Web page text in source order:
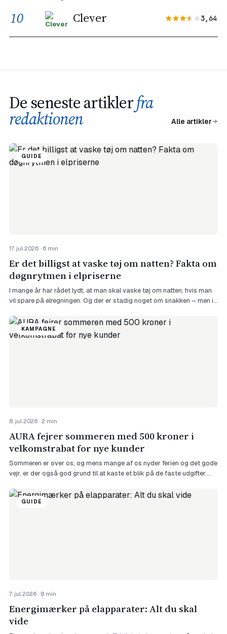
10 Clever 3,64
De seneste artiklerfra
redaktionen Alle artikler
GUIDE
17. jul 2026 · 6 min
Er det billigst at vaske tøj om natten? Fakta om
døgnrytmen i elpriserne
I mange år har rådet lydt, at man skal vaske tøj om natten, hvis man
vil spare på elregningen. Og der er stadig noget om snakken – men i
døgnets billigste tidspunkt, fordi efterspørgslen er lav, og fordi
nettarifferne – prisen for at få […]
KAMPAGNE
8. jul 2026 · 2 min
AURA fejrer sommeren med 500 kroner i
velkomstrabat for nye kunder
Sommeren er over os, og mens mange af os nyder ferien og det gode
vejr, er der også god grund til at kaste et blik på de faste udgifter.
velkomsttilbud, der kan mærkes direkte på budgettet. Nye kunder
kan nemlig hente en velkomstrabat på hele […]
GUIDE
7. jul 2026 · 8 min
Energimærker på elapparater: Alt du skal
vide